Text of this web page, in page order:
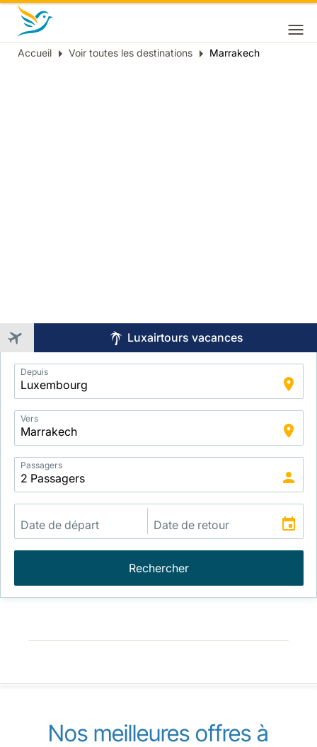
Fil
Accueil Voir toutes les destinations Marrakech
Luxairtours vacances
Application
Intelligent
Package
Search
Depuis
Vers
Passagers
Rechercher
Nos meilleures offres à